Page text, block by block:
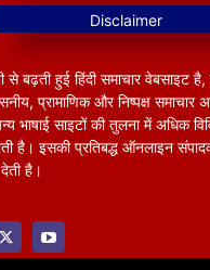
बढ़ती हुई हिंदी समाचार वेबसाइट है,
प्रामाणिक और निष्पक्ष समाचार
भाषाई साइटों की तुलना में अधिक
है। इसकी प्रतिबद्ध ऑनलाइन
है।